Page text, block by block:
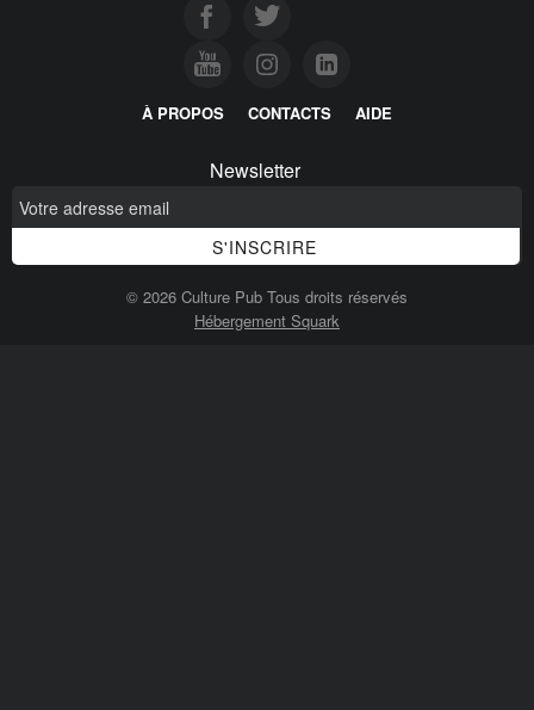
À PROPOS CONTACTS AIDE
Newsletter
© 2026 Culture Pub Tous droits réservés
Hébergement Squark